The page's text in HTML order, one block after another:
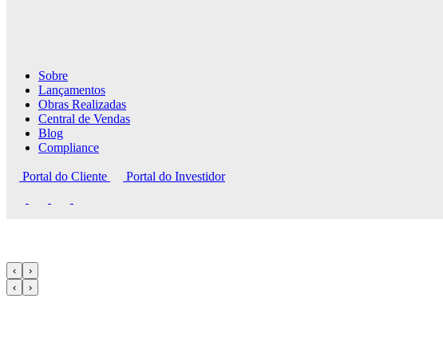
Sobre
Lançamentos
Obras Realizadas
Central de Vendas
Blog
Compliance
Portal do Cliente Portal do Investidor
Obras Realizadas
Central de Vendas
Blog
Portal do Corretor
Portal do Cliente
‹
›
‹
›